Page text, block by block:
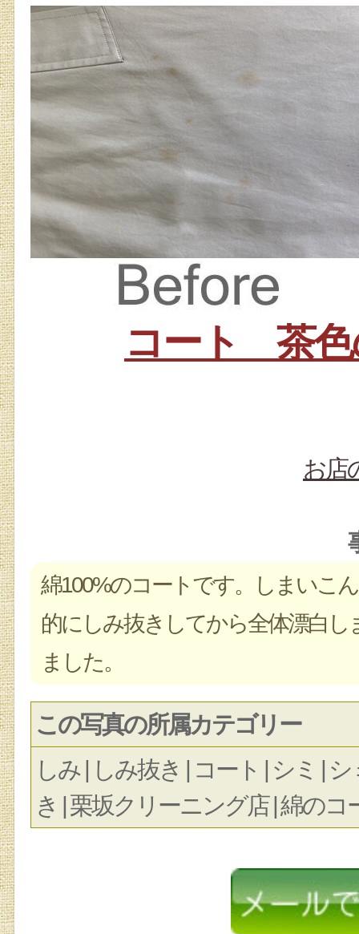
コート 茶
お店
綿100%のコートです。しまいこ
的にしみ抜きしてから全体漂白
ました。
この写真の所属カテゴリー
しみ | しみ抜き | コート | シミ |
き | 栗坂クリーニング店 | 綿のコ